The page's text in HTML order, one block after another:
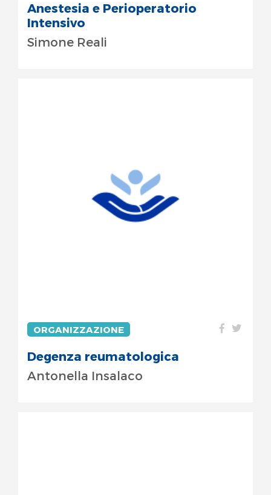
Anestesia e Perioperatorio
Intensivo
Simone Reali
ORGANIZZAZIONE
Degenza reumatologica
Antonella Insalaco